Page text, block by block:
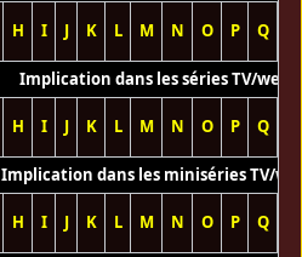
H I J K L M N O P Q
Implication dans les séries TV/web
H I J K L M N O P Q
Implication dans les miniséries TV/
H I J K L M N O P Q